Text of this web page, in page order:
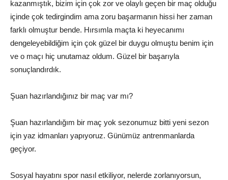
kazanmıştık, bizim için çok zor ve olaylı geçen bir maç olduğu
içinde çok tedirgindim ama zoru başarmanın hissi her zaman
farklı olmuştur bende. Hırsımla maçta ki heyecanımı
dengeleyebildiğim için çok güzel bir duygu olmuştu benim için
ve o maçı hiç unutamaz oldum. Güzel bir başarıyla
sonuçlandırdık.
Şuan hazırlandığınız bir maç var mı?
Şuan hazırlandığım bir maç yok sezonumuz bitti yeni sezon
için yaz idmanları yapıyoruz. Günümüz antrenmanlarda
geçiyor.
Sosyal hayatını spor nasıl etkiliyor, nelerde zorlanıyorsun,